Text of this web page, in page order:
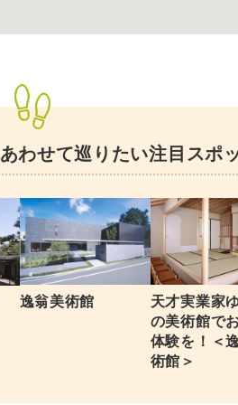
あわせて巡りたい注目スポ
逸翁美術館
天才実業家
の美術館で
体験を！＜
術館＞